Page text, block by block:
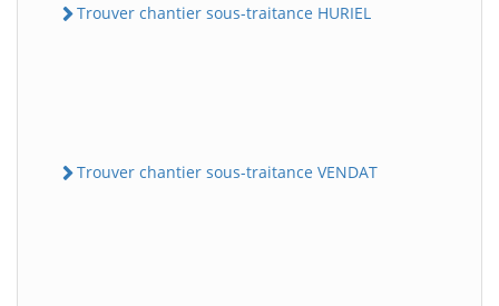
Trouver chantier sous-traitance HURIEL
Trouver chantier sous-traitance VENDAT